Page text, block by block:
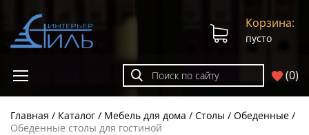
(0)
Корзина:
пусто
Главная Каталог Мебель для дома Столы
Обеденные
Обеденные столы для гостиной